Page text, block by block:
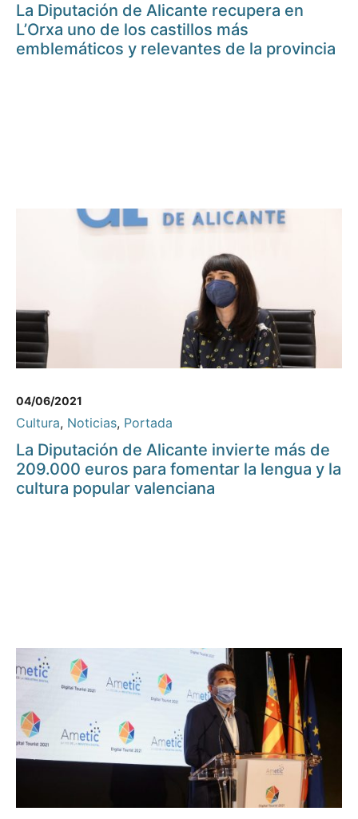
La Diputación de Alicante recupera en
L’Orxa uno de los castillos más
emblemáticos y relevantes de la provincia
04/06/2021
Cultura, Noticias, Portada
La Diputación de Alicante invierte más de
209.000 euros para fomentar la lengua y la
cultura popular valenciana